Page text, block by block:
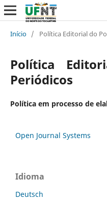
Início / Política Editorial do
Política
Periódicos
Política em processo de
Open Journal Systems
Idioma
Deutsch